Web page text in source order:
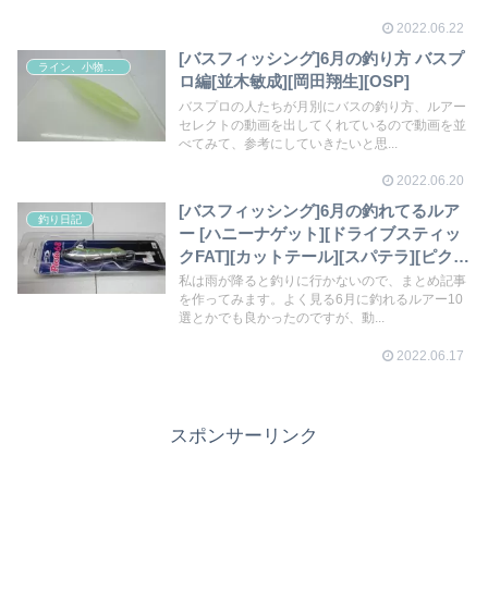
2022.06.22
[バスフィッシング]6月の釣り方 バスプ
ロ編[並木敏成][岡田翔生][OSP]
バスプロの人たちが月別にバスの釣り方、ルアー
セレクトの動画を出してくれているので動画を並
べてみて、参考にしていきたいと思...
2022.06.20
釣り日記
[バスフィッシング]6月の釣れてるルア
ー [ハニーナゲット][ドライブスティッ
クFAT][カットテール][スパテラ][ピク
ロ][シャワブローズ77.7][エリー95][ス
ティーズポッパー][スティーズペンシ
ル]
私は雨が降ると釣りに行かないので、まとめ記事
を作ってみます。よく見る6月に釣れるルアー10
選とかでも良かったのですが、動...
2022.06.17
スポンサーリンク